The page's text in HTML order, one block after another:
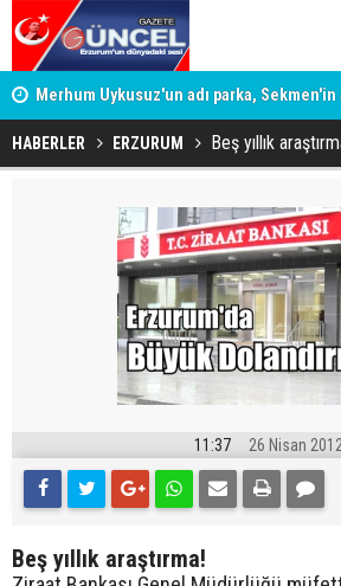
Merhum Uykusuz'un adı parka, Sekmen'in
verildi
HABERLER ERZURUM Beş yıllık
11:37 26 Nisan 2012
Beş yıllık araştırma!